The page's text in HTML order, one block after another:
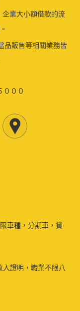
業大小額借款的流
品販售等相關業務皆
０００
車種，分期車，貸
證明，職業不限八